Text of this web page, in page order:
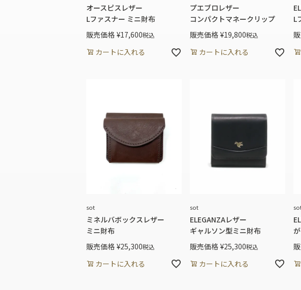
オースピスレザー
Lファスナー ミニ財布
販売価格 ¥17,600税込
カートに入れる
プエブロレザー
コンパクトマネークリップ
販売価格 ¥19,800税込
カートに入れる
L
sot
ミネルバボックスレザー
ミニ財布
販売価格 ¥25,300税込
カートに入れる
sot
ELEGANZAレザー
ギャルソン型ミニ財布
販売価格 ¥25,300税込
カートに入れる